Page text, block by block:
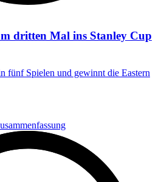
dritten Mal ins Stanley Cup
fünf Spielen und gewinnt die Eastern